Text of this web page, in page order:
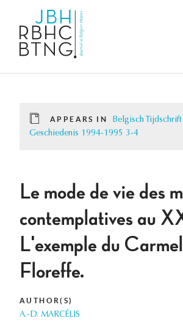
APPEARS IN
Belgisch
Geschiedenis 1994-1995 3-4
Le mode de vie des
contemplatives au
L'exemple du
Floreffe.
AUTHOR(S)
A.-D. MARCÉLIS